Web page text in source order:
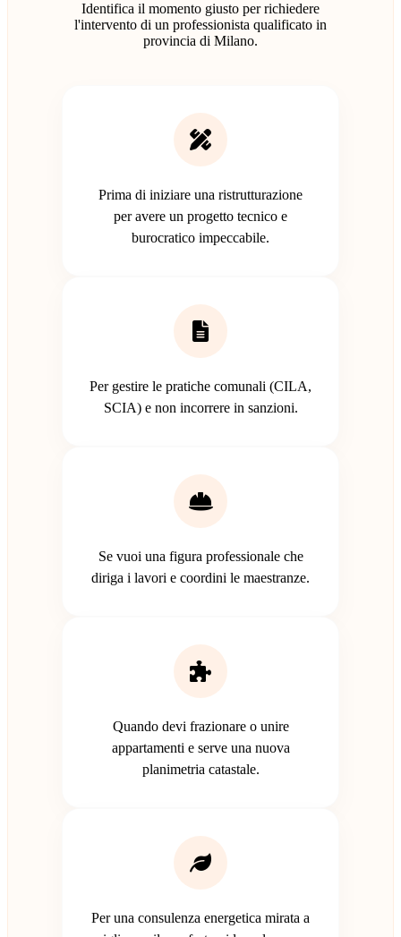
Identifica il momento giusto per richiedere
l'intervento di un professionista qualificato in
provincia di Milano.
Prima di iniziare una ristrutturazione
per avere un progetto tecnico e
burocratico impeccabile.
Per gestire le pratiche comunali (CILA,
SCIA) e non incorrere in sanzioni.
Se vuoi una figura professionale che
diriga i lavori e coordini le maestranze.
Quando devi frazionare o unire
appartamenti e serve una nuova
planimetria catastale.
Per una consulenza energetica mirata a